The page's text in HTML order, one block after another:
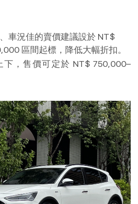
車況佳的賣價建議設於 NT$
區間起標，降低大幅折扣。
下，售價可定於 NT$ 750,000–